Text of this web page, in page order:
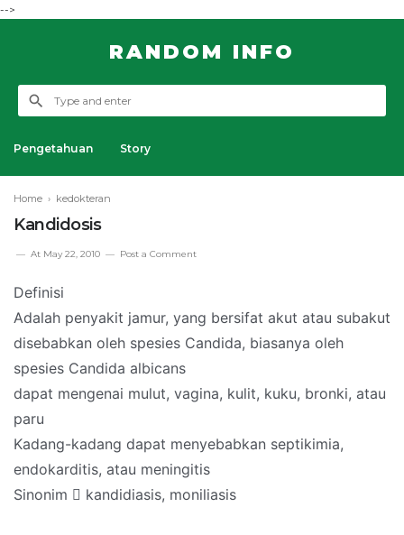
-->
RANDOM INFO
Pengetahuan Story
Home › kedokteran
Kandidosis
At May 22, 2010 Post a Comment
Definisi
Adalah penyakit jamur, yang bersifat akut atau subakut
disebabkan oleh spesies Candida, biasanya oleh
spesies Candida albicans
dapat mengenai mulut, vagina, kulit, kuku, bronki, atau
paru
Kadang-kadang dapat menyebabkan septikimia,
endokarditis, atau meningitis
Sinonim  kandidiasis, moniliasis